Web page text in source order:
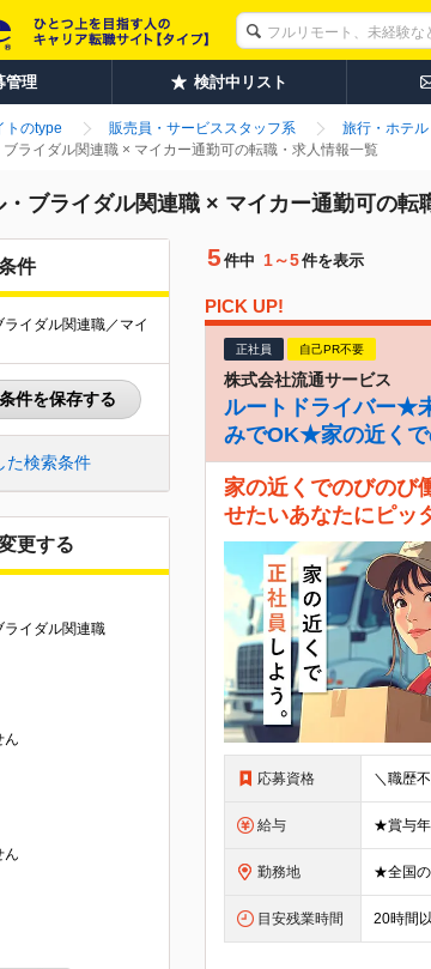
管理 検討中リスト
トのtype 販売員・サービススタッフ系 旅行・ホテ
ライダル関連職 × マイカー通勤可の転職・求人情報一覧
ブライダル関連職 × マイカー通勤可の転
件
イダル関連職／マイ
件を保存する
た検索条件
更する
ライダル関連職
ん
ん
5 件中 1～5件を表示
PICK UP!
正社員 自己PR不要
株式会社流通サービス
ルートドライバー★
みでOK★家の近くで
家の近くでのびのび
せたいあなたにピッ
応募資格
給与
勤務地
目安残業時間 20時間